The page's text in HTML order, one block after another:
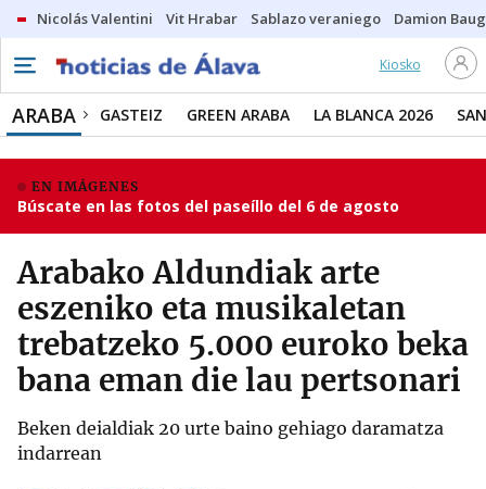
Nicolás Valentini Vit Hrabar Sablazo veraniego Damion
Kiosko
ARABA GASTEIZ GREEN ARABA LA BLANCA 2026
EN IMÁGENES
Búscate en las fotos del paseíllo del 6 de agosto
Arabako Aldundiak arte
eszeniko eta musikaletan
trebatzeko 5.000 euroko beka
bana eman die lau pertsonari
Beken deialdiak 20 urte baino gehiago daramatza
indarrean